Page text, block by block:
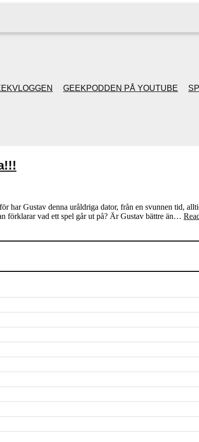
GEEKPODDEN PÅ YOUTUBE
GEEKPODDENS
JULSPECIALER 2013
har Gustav denna uråldriga dator, från en svunnen tid,
förklarar vad ett spel går ut på? Är Gustav bättre än…